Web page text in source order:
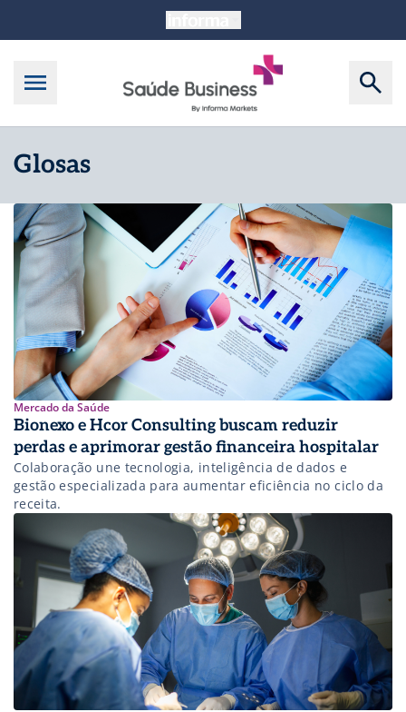
Glosas
Mercado da Saúde
Bionexo e Hcor Consulting buscam reduzir
perdas e aprimorar gestão financeira hospitalar
Colaboração une tecnologia, inteligência de dados e
gestão especializada para aumentar eficiência no ciclo da
receita.